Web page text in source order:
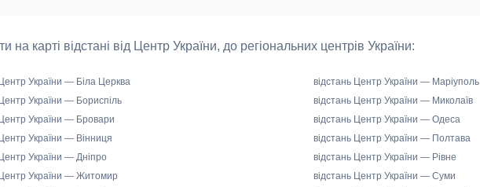
на карті відстані від Центр України, до регіональних центрів України:
України — Біла Церква
України — Бориспіль
України — Бровари
України — Вінниця
України — Дніпро
Центр України — Житомир
відстань Центр України — Маріуполь
відстань Центр України — Миколаїв
відстань Центр України — Одеса
відстань Центр України — Полтава
відстань Центр України — Рівне
відстань Центр України — Суми